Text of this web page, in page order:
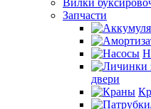
Вилки
Запчасти
двери